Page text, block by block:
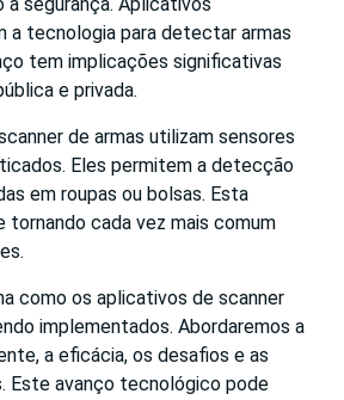
a tecnologia para detectar armas
tem implicações significativas
e privada.
de armas utilizam sensores
Eles permitem a detecção
em roupas ou bolsas. Esta
tornando cada vez mais comum
como os aplicativos de scanner
implementados. Abordaremos a
a eficácia, os desafios e as
Este avanço tecnológico pode